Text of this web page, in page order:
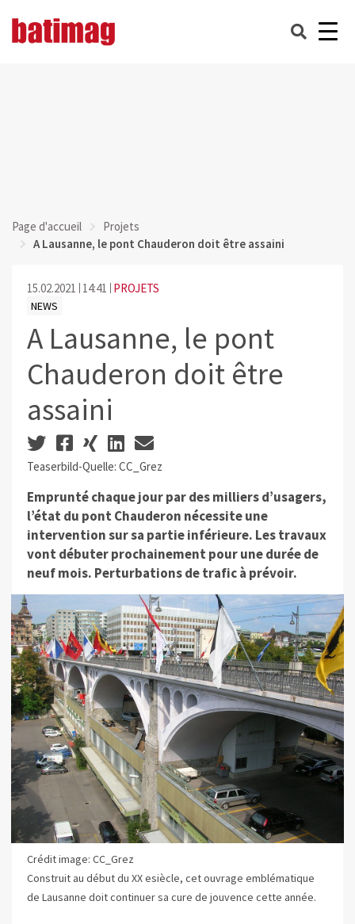
Page d'accueil
Projets
A Lausanne, le pont Chauderon doit être assaini
15.02.2021 14:41 PROJETS
NEWS
A Lausanne, le pont
Chauderon doit être
assaini
Teaserbild-Quelle: CC_Grez
Emprunté chaque jour par des milliers d’usagers,
l’état du pont Chauderon nécessite une
intervention sur sa partie inférieure. Les travaux
vont débuter prochainement pour une durée de
neuf mois. Perturbations de trafic à prévoir.
Crédit image: CC_Grez
Construit au début du XX esiècle, cet ouvrage emblématique
de Lausanne doit continuer sa cure de jouvence cette année.